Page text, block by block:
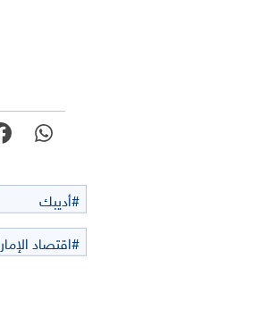
#أديبك
#اقتصاد